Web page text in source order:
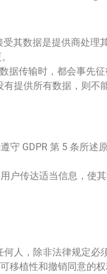
其数据是提供商处理
据传输时，都会事先
提供所有数据，则不
守 GDPR 第 5 条所述
户传达适当信息，使
人，除非法律规定必
移植性和撤销同意的权